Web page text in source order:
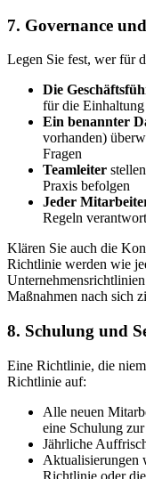
7. Governance
Legen Sie fest, wer für
Die
für die Einhaltung
Ein benannter
vorhanden)
Fragen
Teamleiter
Praxis befolgen
Jeder
Regeln
Klären Sie auch die
Richtlinie werden wie
Maßnahmen nach sich
8. Schulung und
Eine Richtlinie, die
Richtlinie auf:
Alle neuen
eine Schulung
Jährliche
Aktualisierungen
Richtlinie oder